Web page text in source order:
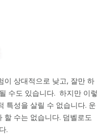
이 상대적으로 낮고, 잘만 하
수도 있습니다. 하지만 이렇
특성을 살릴 수 없습니다. 운
할 수는 없습니다. 덤벨로도
.